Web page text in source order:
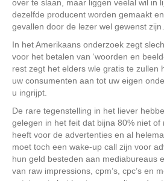
over te slaan, maar liggen veelal wil in
dezelfde producent worden gemaakt
gevallen door de lezer wel gewenst
In het Amerikaans onderzoek zegt
voor het betalen van ‘woorden en
rest zegt het elders wle gratis te zullen
uw consumenten aan tot uw eigen
u ingrijpt.
De rare tegenstelling in het liever
gelegen in het feit dat bijna 80% niet of
heeft voor de advertenties en al
moet toch een wake-up call zijn voor
hun geld besteden aan mediabureaus
van raw impressions, cpm’s, cpc’s en